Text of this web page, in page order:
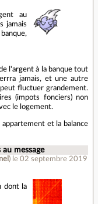
au
jamais
l'argent à la banque tout
jamais, et une autre
fluctuer grandement.
(impots fonciers) non
le logement.
et la balance
message
) le 02 septembre 2019
dont la